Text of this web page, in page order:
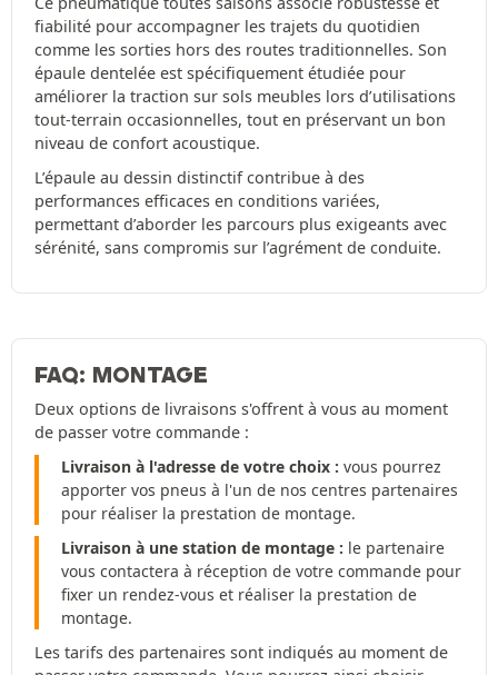
fiabilité pour accompagner les trajets du quotidien
comme les sorties hors des routes traditionnelles. Son
épaule dentelée est spécifiquement étudiée pour
améliorer la traction sur sols meubles lors d’utilisations
tout-terrain occasionnelles, tout en préservant un bon
niveau de confort acoustique.
L’épaule au dessin distinctif contribue à des
performances efficaces en conditions variées,
permettant d’aborder les parcours plus exigeants avec
sérénité, sans compromis sur l’agrément de conduite.
FAQ: MONTAGE
Deux options de livraisons s'offrent à vous au moment
de passer votre commande :
Livraison à l'adresse de votre choix : vous pourrez
apporter vos pneus à l'un de nos centres partenaires
pour réaliser la prestation de montage.
Livraison à une station de montage : le partenaire
vous contactera à réception de votre commande pour
fixer un rendez-vous et réaliser la prestation de
montage.
Les tarifs des partenaires sont indiqués au moment de